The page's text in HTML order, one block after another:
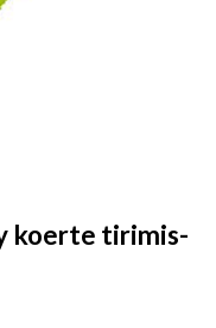
koerte tirimis-